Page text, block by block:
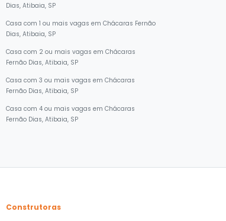
Dias, Atibaia, SP
Casa com 1 ou mais vagas em Chácaras Fernão
Dias, Atibaia, SP
Casa com 2 ou mais vagas em Chácaras
Fernão Dias, Atibaia, SP
Casa com 3 ou mais vagas em Chácaras
Fernão Dias, Atibaia, SP
Casa com 4 ou mais vagas em Chácaras
Fernão Dias, Atibaia, SP
Construtoras